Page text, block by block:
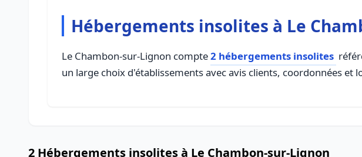
Hébergements insolites à Le
Le Chambon-sur-Lignon compte2 hébergements insolites
un large choix d'établissements avec avis clients, coordonnées et
2 Hébergements insolites à Le Chambon-sur-Lignon